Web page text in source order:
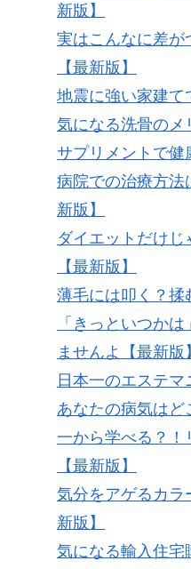
新版】
実はこんなに差が
【最新版】
地震に強い家建て
気になる洗骨のメ
サプリメントで健
病院での治療方法
新版】
ダイエットだけ
【最新版】
薄毛には叩く？揉
「きっといつか
ませんよ【最新版】
日本一のエステマ
あなたの病気はど
一から学べる？！
【最新版】
気分をアゲるカラ
新版】
気になる輸入住宅